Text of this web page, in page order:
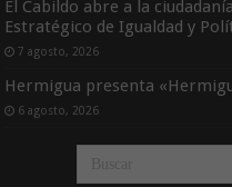
El Cabildo abre a la
Estratégico de Igualdad y
7 agosto, 2026
Hermigua presenta
6 agosto, 2026